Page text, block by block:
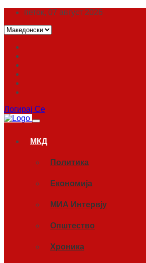
петок, 07 август 2026
Логирај Се
МКД
Политика
Економија
МИА Интервју
Општество
Хроника